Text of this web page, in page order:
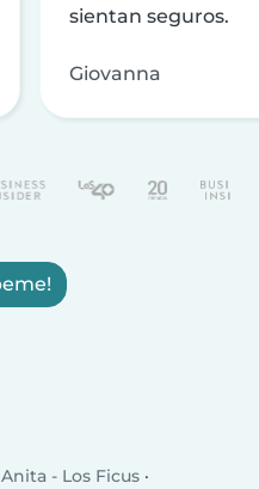
sientan seguros.
Giovanna
- Los Ficus